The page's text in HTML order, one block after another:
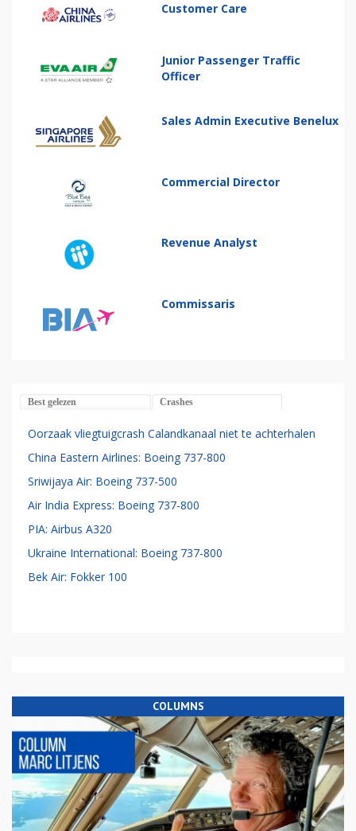
Customer Care
Junior Passenger Traffic
Officer
Sales Admin Executive Benelux
Commercial Director
Revenue Analyst
Commissaris
Best gelezen Crashes
Oorzaak vliegtuigcrash Calandkanaal niet te achterhalen
China Eastern Airlines: Boeing 737-800
Sriwijaya Air: Boeing 737-500
Air India Express: Boeing 737-800
PIA: Airbus A320
Ukraine International: Boeing 737-800
Bek Air: Fokker 100
COLUMNS